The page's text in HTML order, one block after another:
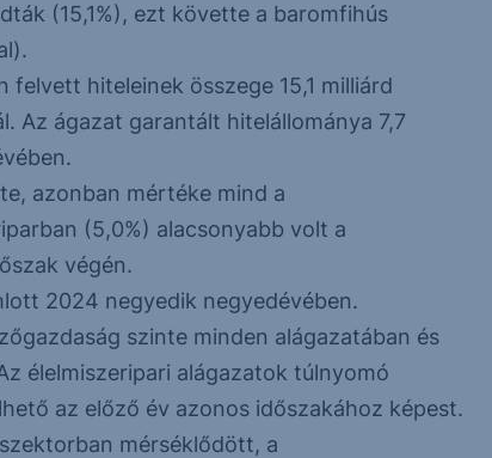
(15,1%), ezt követte a baromfihús
felvett hiteleinek összege 15,1 milliárd
Az ágazat garantált hitelállománya 7,7
azonban mértéke mind a
(5,0%) alacsonyabb volt a
végén.
2024 negyedik negyedévében.
szinte minden alágazatában és
élelmiszeripari alágazatok túlnyomó
az előző év azonos időszakához képest.
mérséklődött, a